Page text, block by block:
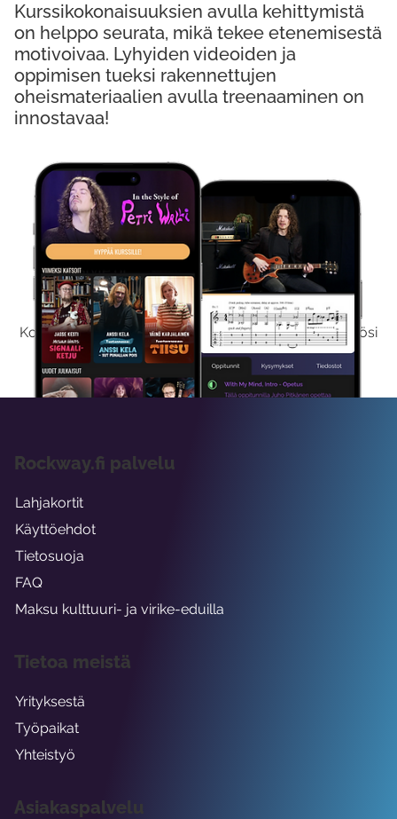
Kokeile Ilmaiseksi
Kokeilemalla ilmaiseksi saat koko sisältömme käyttöösi
viikon ajaksi.
Kurssikokonaisuuksien avulla kehittymistä
on helppo seurata, mikä tekee etenemisestä
motivoivaa. Lyhyiden videoiden ja
oppimisen tueksi rakennettujen
oheismateriaalien avulla treenaaminen on
innostavaa!
Asiakaspalvelu
Rockway.fi palvelu
Lahjakortit
Käyttöehdot
Tietosuoja
FAQ
Maksu kulttuuri- ja virike-eduilla
Tietoa meistä
Yrityksestä
Työpaikat
Yhteistyö